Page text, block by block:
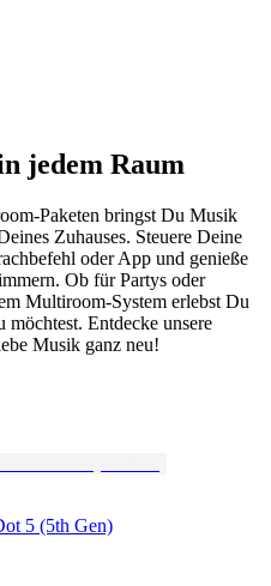
jedem Raum
Paketen bringst Du Musik
Zuhauses. Steuere Deine
oder App und genieße
Ob für Partys oder
Multiroom-System erlebst Du
Entdecke unsere
Musik ganz neu!
5 (5th Gen)